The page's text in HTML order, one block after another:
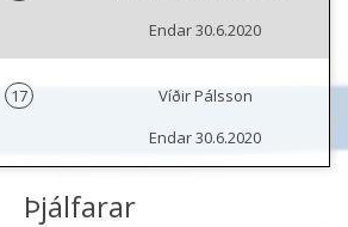
Endar 30.6.2020
17
Víðir Pálsson
Endar 30.6.2020
Þjálfarar